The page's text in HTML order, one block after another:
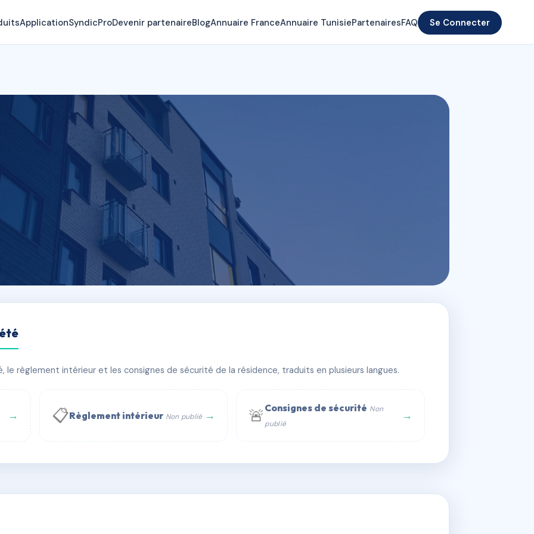
ApplicationSyndicProDevenir partenaireBlogAnnuaire FranceAnnuaire TunisiePartenairesFAQ Se Connecter
WhatsApp
règlement intérieur et les consignes de sécurité de la résidence, traduits en plusieurs langues.
→ 📋Règlement intérieur Non publié → 🚨 Consignes de sécurité Non
publié
→
AA8597023 🇫🇷